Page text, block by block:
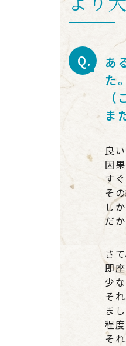
あ
た
ま
良
因
す
そ
し
だ
さ
即
少な
そ
ま
程
そ